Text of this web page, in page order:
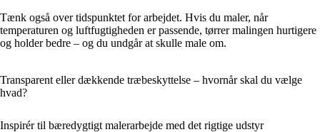
Tænk også over tidspunktet for arbejdet. Hvis du maler, når
temperaturen og luftfugtigheden er passende, tørrer malingen hurtigere
og holder bedre – og du undgår at skulle male om.
Transparent eller dækkende træbeskyttelse – hvornår skal du vælge
hvad?
Inspirér til bæredygtigt malerarbejde med det rigtige udstyr